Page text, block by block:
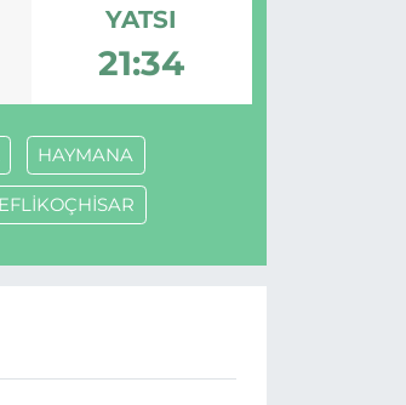
YATSI
21:34
HAYMANA